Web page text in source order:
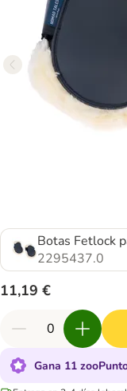
Botas Fetlock
2295437.0
11,19 €
Gana 11